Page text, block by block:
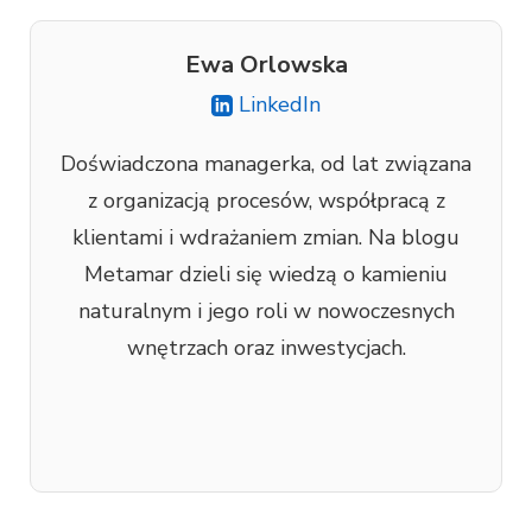
Ewa Orlowska
LinkedIn
Doświadczona managerka, od lat związana
z organizacją procesów, współpracą z
klientami i wdrażaniem zmian. Na blogu
Metamar dzieli się wiedzą o kamieniu
naturalnym i jego roli w nowoczesnych
wnętrzach oraz inwestycjach.